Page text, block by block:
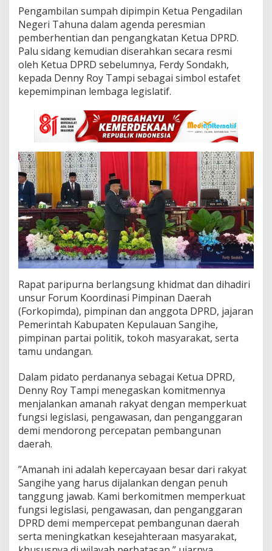
t
S
i
n
e
r
g
i
d
n
P
e
r
j
u
a
n
g
k
a
n
K
e
p
e
n
t
i
n
g
a
n
a
k
y
t
Pengambilan sumpah dipimpin Ketua Pengadilan
Negeri Tahuna dalam agenda peresmian
pemberhentian dan pengangkatan Ketua DPRD.
Palu sidang kemudian diserahkan secara resmi
oleh Ketua DPRD sebelumnya, Ferdy Sondakh,
kepada Denny Roy Tampi sebagai simbol estafet
kepemimpinan lembaga legislatif.
Rapat paripurna berlangsung khidmat dan dihadiri
unsur Forum Koordinasi Pimpinan Daerah
(Forkopimda), pimpinan dan anggota DPRD, jajaran
Pemerintah Kabupaten Kepulauan Sangihe,
pimpinan partai politik, tokoh masyarakat, serta
tamu undangan.
Dalam pidato perdananya sebagai Ketua DPRD,
Denny Roy Tampi menegaskan komitmennya
menjalankan amanah rakyat dengan memperkuat
fungsi legislasi, pengawasan, dan penganggaran
demi mendorong percepatan pembangunan
daerah.
‎”Amanah ini adalah kepercayaan besar dari rakyat
Sangihe yang harus dijalankan dengan penuh
tanggung jawab. Kami berkomitmen memperkuat
fungsi legislasi, pengawasan, dan penganggaran
DPRD demi mempercepat pembangunan daerah
serta meningkatkan kesejahteraan masyarakat,